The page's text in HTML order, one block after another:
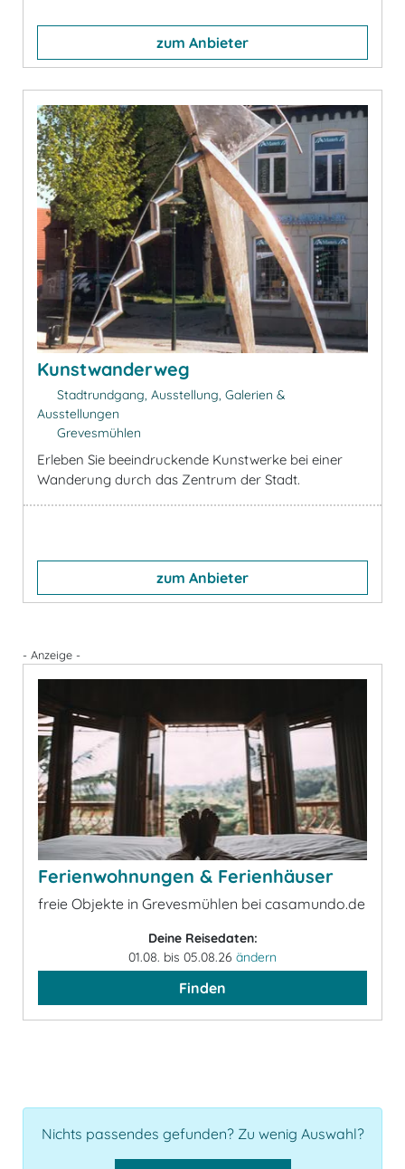
zum Anbieter
Kunstwanderweg
Stadtrundgang, Ausstellung, Galerien &
Ausstellungen
Grevesmühlen
Erleben Sie beeindruckende Kunstwerke bei einer
Wanderung durch das Zentrum der Stadt.
zum Anbieter
- Anzeige -
Ferienwohnungen & Ferienhäuser
freie Objekte in Grevesmühlen bei casamundo.de
Deine Reisedaten:
01.08. bis 05.08.26 ändern
Finden
Nichts passendes gefunden? Zu wenig Auswahl?